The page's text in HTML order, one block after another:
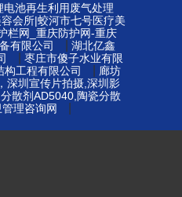
池再生利用废气处理
会所|蛟河市七号医疗美
栏网_重庆防护网-重庆
有限公司
湖北亿鑫
枣庄市傻子水业有限
构工程有限公司
廊坊
深圳宣传片拍摄,深圳影
散剂AD5040,陶瓷分散
理咨询网